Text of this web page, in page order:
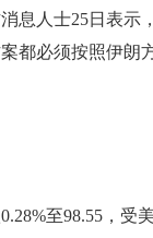
息人士25日表示
都必须按照伊朗
至98.55，受